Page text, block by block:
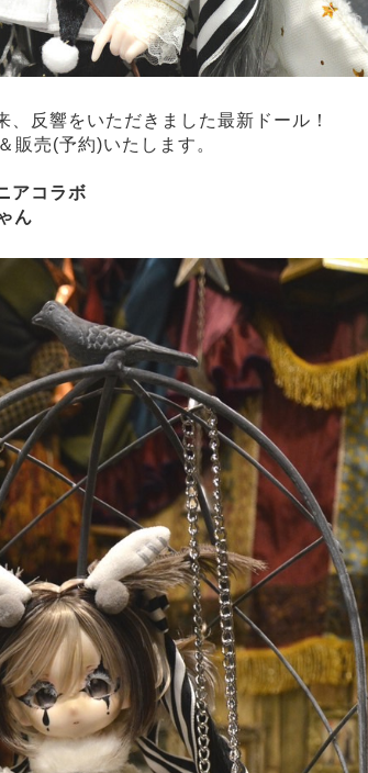
反響をいただきました最新ドール！
売(予約)いたします。
アコラボ
ん